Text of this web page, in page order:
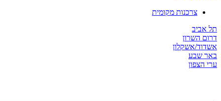
צרכנות מקומית
אביב
השרון
אשקלון
שבע
הצפון